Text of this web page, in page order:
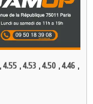
, 4.53 , 4.50 , 4.46 ,